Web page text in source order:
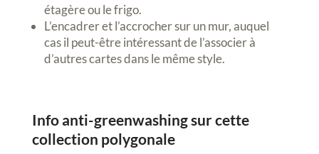
étagère ou le frigo.
L’encadrer et l’accrocher sur un mur, auquel
cas il peut-être intéressant de l’associer à
d’autres cartes dans le même style.
Info anti-greenwashing sur cette
collection polygonale